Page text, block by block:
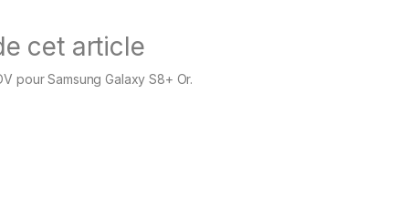
cet article
pour Samsung Galaxy S8+ Or.